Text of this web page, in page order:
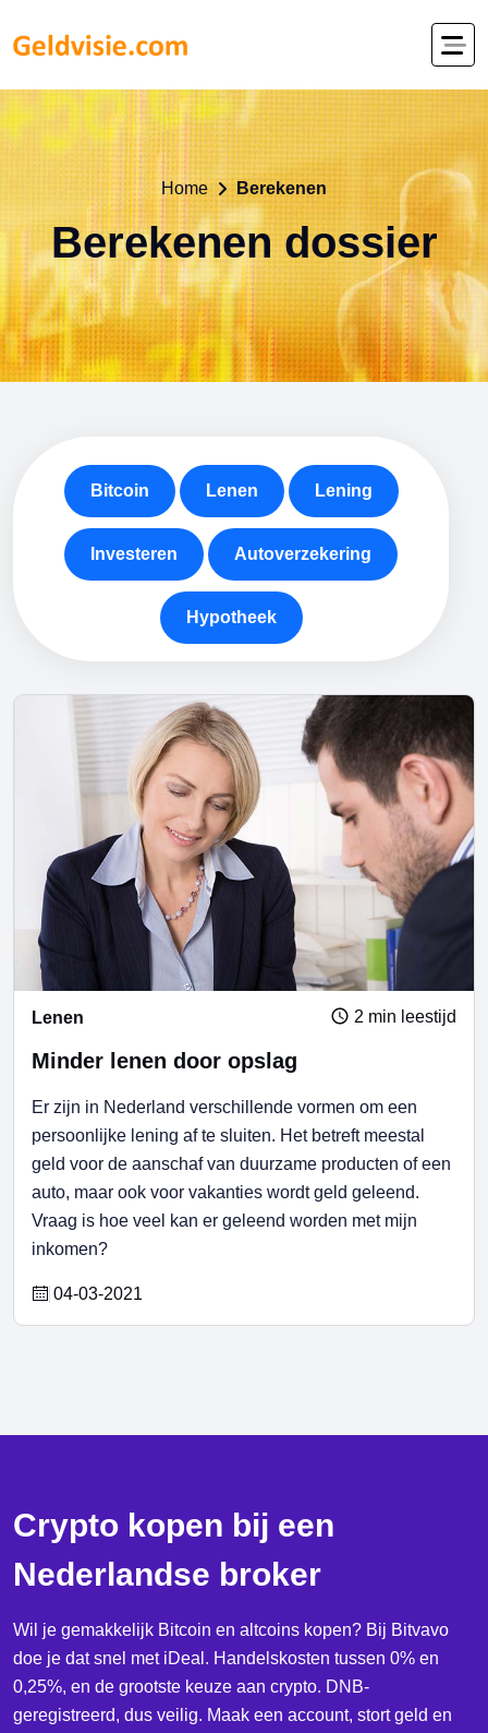
Home Berekenen
Berekenen dossier
Bitcoin Lenen Lening
Investeren Autoverzekering
Hypotheek
Lenen 2 min leestijd
Minder lenen door opslag
Er zijn in Nederland verschillende vormen om een
persoonlijke lening af te sluiten. Het betreft meestal
geld voor de aanschaf van duurzame producten of een
auto, maar ook voor vakanties wordt geld geleend.
Vraag is hoe veel kan er geleend worden met mijn
inkomen?
04-03-2021
Crypto kopen bij een
Nederlandse broker
Wil je gemakkelijk Bitcoin en altcoins kopen? Bij Bitvavo
doe je dat snel met iDeal. Handelskosten tussen 0% en
0,25%, en de grootste keuze aan crypto. DNB-
geregistreerd, dus veilig. Maak een account, stort geld en